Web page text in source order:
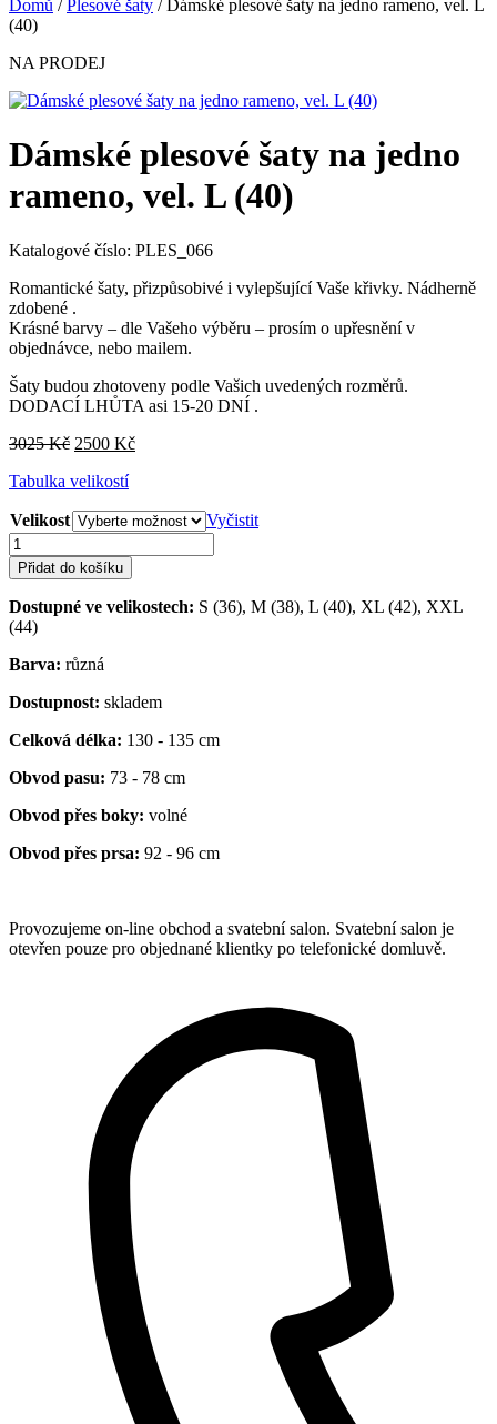
Domů / Plesové šaty / Dámské plesové šaty na jedno rameno, vel. L
(40)
NA PRODEJ
Dámské plesové šaty na jedno
rameno, vel. L (40)
Katalogové číslo: PLES_066
Romantické šaty, přizpůsobivé i vylepšující Vaše křivky. Nádherně
zdobené .
Krásné barvy – dle Vašeho výběru – prosím o upřesnění v
objednávce, nebo mailem.
Šaty budou zhotoveny podle Vašich uvedených rozměrů.
DODACÍ LHŮTA asi 15-20 DNÍ .
3025Kč Původní
byla:
2500 KčAktuální
Tabulka velikostí
Velikost
Vyčistit
Dámské
plesové
šaty
na
jedno
rameno,
vel.
(40)
Přidat do košíku
Dostupné ve velikostech: S (36), M (38), L (40), XL (42), XXL
(44)
Barva: různá
Dostupnost: skladem
Celková délka: 130 - 135 cm
Obvod pasu: 73 - 78 cm
Obvod přes boky: volné
Obvod přes prsa: 92 - 96 cm
Provozujeme on-line obchod a svatební salon. Svatební salon je
otevřen pouze pro objednané klientky po telefonické domluvě.